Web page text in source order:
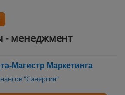
- менеджмент
Магистр Маркетинга
"Синергия"